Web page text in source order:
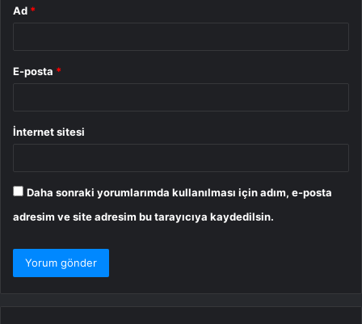
Ad *
E-posta *
İnternet sitesi
Daha sonraki yorumlarımda kullanılması için adım, e-posta
adresim ve site adresim bu tarayıcıya kaydedilsin.